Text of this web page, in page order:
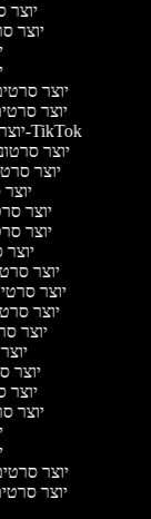
יוצר
יוצר
יוצר
יוצר
יוצר סרטונים ל-TikTok
יוצר
יוצר
יוצר
יוצר
יוצר
יוצר
יוצר סרטי
יוצר
יוצר
יוצר
יוצר
יוצר
יוצר
יוצר